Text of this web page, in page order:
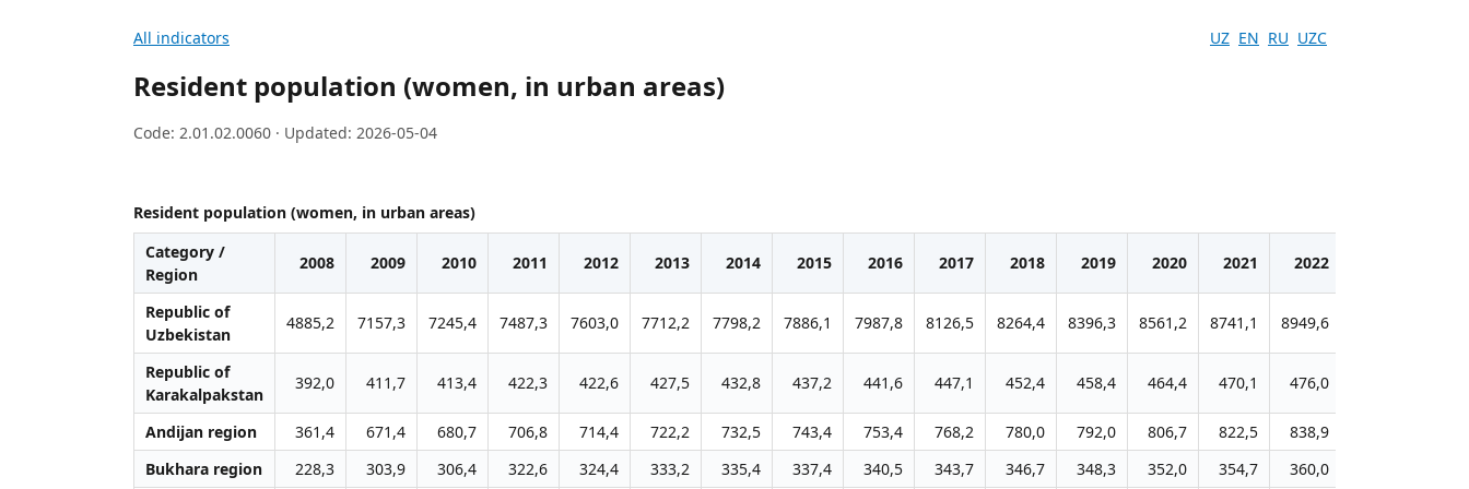
All indicators UZ EN RU UZC
Resident population (women, in urban areas)
Code: 2.01.02.0060 · Updated: 2026-05-04
Resident population (women, in urban areas)
Category /
Region
2008 2009 2010 2011 2012 2013 2014 2015 2016 2017 2018 2019 2020 2021 2022
Republic of
Uzbekistan
4885,2 7157,3 7245,4 7487,3 7603,0 7712,2 7798,2 7886,1 7987,8 8126,5 8264,4 8396,3 8561,2 8741,1 8949,6
Republic of
Karakalpakstan
392,0 411,7 413,4 422,3 422,6 427,5 432,8 437,2 441,6 447,1 452,4 458,4 464,4 470,1 476,0
Andijan region 361,4 671,4 680,7 706,8 714,4 722,2 732,5 743,4 753,4 768,2 780,0 792,0 806,7 822,5 838,9
Bukhara region
228,3 303,9 306,4 322,6 324,4 333,2 335,4 337,4 340,5 343,7 346,7 348,3 352,0 354,7 360,0